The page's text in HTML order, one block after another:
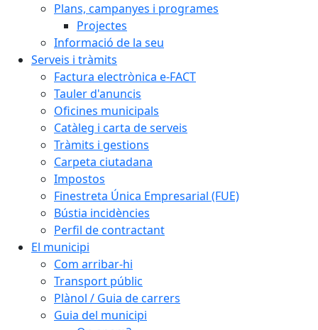
Plans, campanyes i programes
Projectes
Informació de la seu
Serveis i tràmits
Factura electrònica e-FACT
Tauler d'anuncis
Oficines municipals
Catàleg i carta de serveis
Tràmits i gestions
Carpeta ciutadana
Impostos
Finestreta Única Empresarial (FUE)
Bústia incidències
Perfil de contractant
El municipi
Com arribar-hi
Transport públic
Plànol / Guia de carrers
Guia del municipi